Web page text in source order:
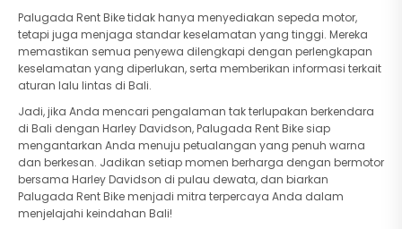
Palugada Rent Bike tidak hanya menyediakan sepeda motor,
tetapi juga menjaga standar keselamatan yang tinggi. Mereka
memastikan semua penyewa dilengkapi dengan perlengkapan
keselamatan yang diperlukan, serta memberikan informasi terkait
aturan lalu lintas di Bali.
Jadi, jika Anda mencari pengalaman tak terlupakan berkendara
di Bali dengan Harley Davidson, Palugada Rent Bike siap
mengantarkan Anda menuju petualangan yang penuh warna
dan berkesan. Jadikan setiap momen berharga dengan bermotor
bersama Harley Davidson di pulau dewata, dan biarkan
Palugada Rent Bike menjadi mitra terpercaya Anda dalam
menjelajahi keindahan Bali!